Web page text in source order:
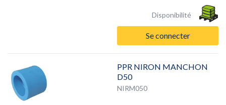
Disponibilité
Se connecter
PPR NIRON MANCHON
D50
NIRM050